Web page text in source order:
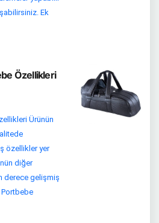
Ek
Özellikleri
Ürünün
özellikler yer
diğer
derece gelişmiş
Portbebe